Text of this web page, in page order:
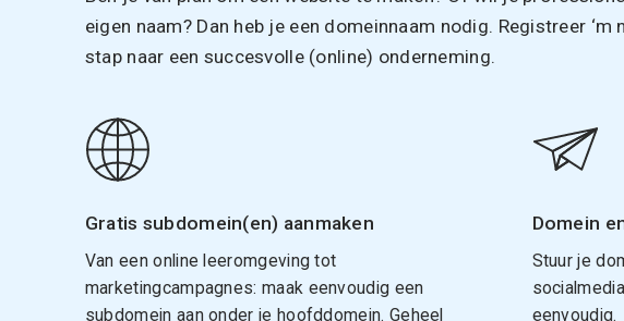
eigen naam? Dan heb je een domeinnaam nodig. Registreer ‘m
stap naar een succesvolle (online) onderneming.
Gratis subdomein(en) aanmaken
Van een online leeromgeving tot
marketingcampagnes: maak eenvoudig een
subdomein aan onder je hoofddomein. Geheel
Domein
Stuur je
eenvoudig.